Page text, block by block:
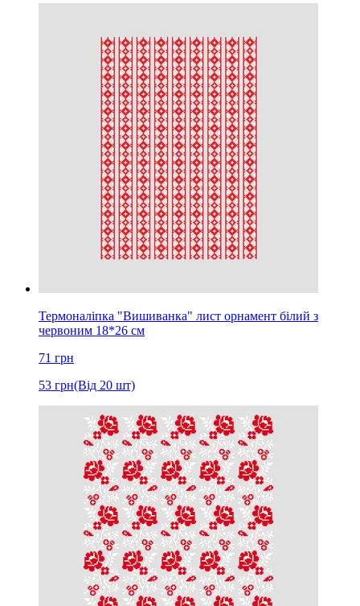
Термоналіпка "Вишиванка" лист орнамент білий з
червоним 18*26 см
71 грн
53 грн(Від 20 шт)